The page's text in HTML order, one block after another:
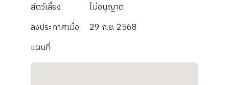
สัตว์เลี้ยง
ไม่อนุญาต
ลงประกาศเมื่อ
29 ก.ย. 2568
แผนที่